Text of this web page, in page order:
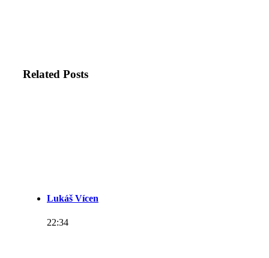
Related Posts
Lukáš Vícen
22:34